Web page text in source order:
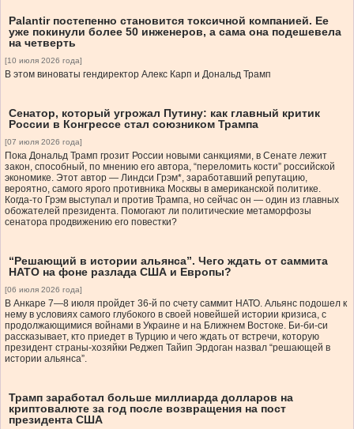
Palantir постепенно становится токсичной компанией. Ее
уже покинули более 50 инженеров, а сама она подешевела
на четверть
[10 июля 2026 года]
В этом виноваты гендиректор Алекс Карп и Дональд Трамп
Сенатор, который угрожал Путину: как главный критик
России в Конгрессе стал союзником Трампа
[07 июля 2026 года]
Пока Дональд Трамп грозит России новыми санкциями, в Сенате лежит
закон, способный, по мнению его автора, “переломить кости” российской
экономике. Этот автор — Линдси Грэм*, заработавший репутацию,
вероятно, самого ярого противника Москвы в американской политике.
Когда-то Грэм выступал и против Трампа, но сейчас он — один из главных
обожателей президента. Помогают ли политические метаморфозы
сенатора продвижению его повестки?
“Решающий в истории альянса”. Чего ждать от саммита
НАТО на фоне разлада США и Европы?
[06 июля 2026 года]
В Анкаре 7—8 июля пройдет 36-й по счету саммит НАТО. Альянс подошел к
нему в условиях самого глубокого в своей новейшей истории кризиса, с
продолжающимися войнами в Украине и на Ближнем Востоке. Би-би-си
рассказывает, кто приедет в Турцию и чего ждать от встречи, которую
президент страны-хозяйки Реджеп Тайип Эрдоган назвал “решающей в
истории альянса”.
Трамп заработал больше миллиарда долларов на
криптовалюте за год после возвращения на пост
президента США